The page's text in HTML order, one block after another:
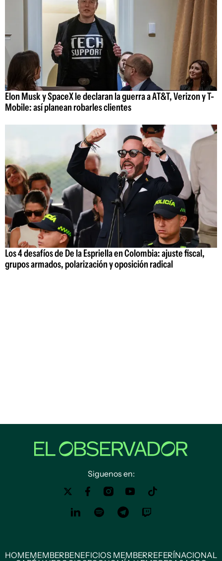
Elon Musk y SpaceX le declaran la guerra a AT&T, Verizon y T-
Mobile: así planean robarles clientes
Los 4 desafíos de De la Espriella en Colombia: ajuste fiscal,
grupos armados, polarización y oposición radical
Siguenos en:
HOMEMEMBERBENEFICIOS MEMBERREFERÍNACIONAL